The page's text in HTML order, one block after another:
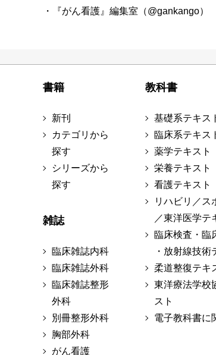
・『がん看護』編集室（@gankango）
書籍
新刊
カテゴリから
探す
シリーズから
探す
雑誌
臨床雑誌内科
臨床雑誌外科
臨床雑誌整形
外科
別冊整形外科
胸部外科
がん看護
教科書
基礎系テキス
臨床系テキス
薬学テキスト
栄養テキスト
看護テキスト
リハビリ／ス
／東洋医学テ
臨床検査・臨
・放射線技術
柔道整復テキ
東洋療法学校
スト
電子教科書に